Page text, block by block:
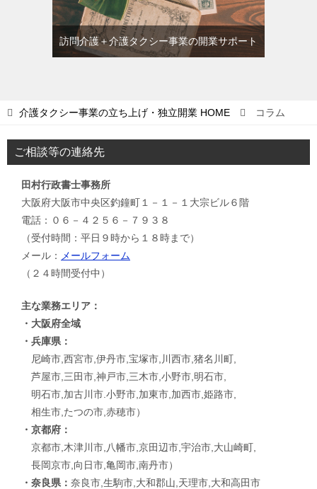
訪問介護＋介護タクシー事業の開業サポート
介護タクシー事業の立ち上げ・独立開業 HOME コラム
ご相談等の連絡先
田村行政書士事務所
大阪府大阪市中央区釣鐘町１－１－１大宗ビル６階
電話：０６－４２５６－７９３８
（受付時間：平日９時から１８時まで）
メール：
メールフォーム
（２４時間受付中）
主な業務エリア：
・大阪府全域
・兵庫県：
尼崎市,西宮市,伊丹市,宝塚市,川西市,猪名川町,
芦屋市,三田市,神戸市,三木市,小野市,明石市,
明石市,加古川市.小野市,加東市,加西市,姫路市,
相生市,たつの市,赤穂市）
・京都府：
京都市,木津川市,八幡市,京田辺市,宇治市,大山崎町,
長岡京市,向日市,亀岡市,南丹市）
・奈良県： 奈良市,生駒市,大和郡山,天理市,大和高田市